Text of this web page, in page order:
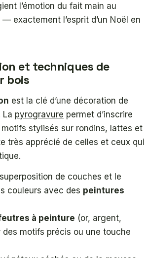
l’émotion du fait main au
exactement l’esprit d’un Noël en
et techniques de
bois
est la clé d’une décoration de
La pyrogravure permet d’inscrire
stylisés sur rondins, lattes et
très apprécié de celles et ceux qui
de couches et le
couleurs avec des peintures
à peinture (or, argent,
des motifs précis ou une touche